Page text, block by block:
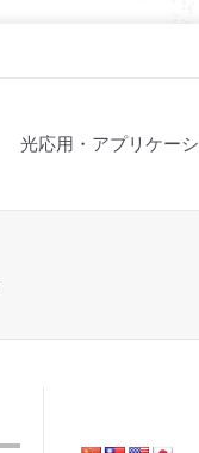
光応用・アプリケー